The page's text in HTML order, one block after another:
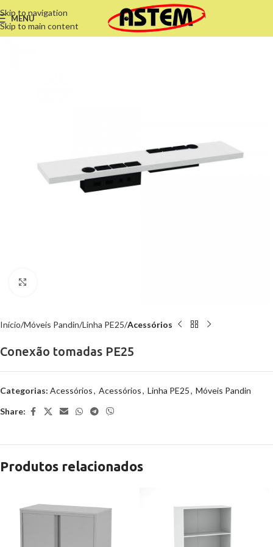
Skip to navigation
Skip to main content
MENU
Início Móveis Pandin Linha PE25 Acessórios
Conexão tomadas PE25
Categorias: Acessórios, Acessórios, Linha PE25, Móveis Pandin
Share:
Produtos relacionados